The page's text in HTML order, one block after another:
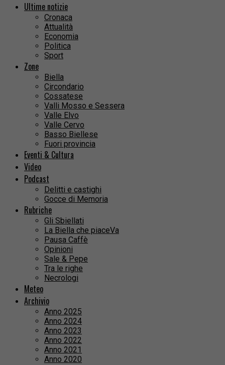
Ultime notizie
Cronaca
Attualità
Economia
Politica
Sport
Zone
Biella
Circondario
Cossatese
Valli Mosso e Sessera
Valle Elvo
Valle Cervo
Basso Biellese
Fuori provincia
Eventi & Cultura
Video
Podcast
Delitti e castighi
Gocce di Memoria
Rubriche
Gli Sbiellati
La Biella che piaceVa
Pausa Caffè
Opinioni
Sale & Pepe
Tra le righe
Necrologi
Meteo
Archivio
Anno 2025
Anno 2024
Anno 2023
Anno 2022
Anno 2021
Anno 2020